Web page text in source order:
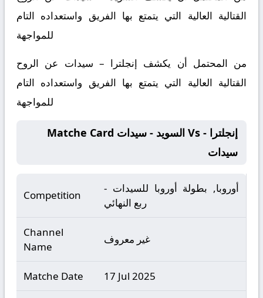
القتالية العالية التي يتمتع بها الفريق واستعداده التام
للمواجهة
من المحتمل أن يكشف إنجلترا – سيدات عن الروح
القتالية العالية التي يتمتع بها الفريق واستعداده التام
للمواجهة
Matche Card السويد - سيدات Vs إنجلترا -
سيدات
Competition
أوروبا, بطولة أوروبا للسيدات -
ربع النهائي
Channel
Name
غير معروف
Matche Date 17 Jul 2025